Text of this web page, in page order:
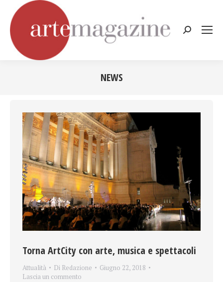
Cerca:
NEWS
Torna ArtCity con arte, musica e spettacoli
Attualità Di Redazione
Giugno 22, 2018
Lascia un commento